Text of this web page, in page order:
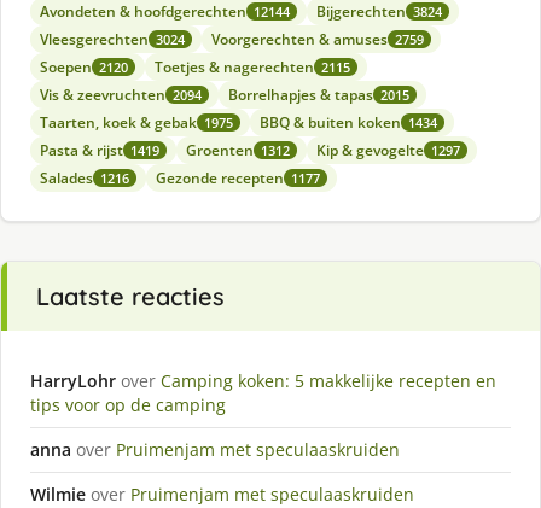
Avondeten & hoofdgerechten 12144 Bijgerechten 3824
Vleesgerechten 3024 Voorgerechten & amuses 2759
Soepen 2120 Toetjes & nagerechten 2115
Vis & zeevruchten 2094 Borrelhapjes & tapas 2015
Taarten, koek & gebak 1975 BBQ & buiten koken 1434
Pasta & rijst 1419 Groenten 1312 Kip & gevogelte 1297
Salades 1216 Gezonde recepten 1177
Laatste reacties
HarryLohr over Camping koken: 5 makkelijke recepten en
tips voor op de camping
anna over Pruimenjam met speculaaskruiden
Wilmie over Pruimenjam met speculaaskruiden